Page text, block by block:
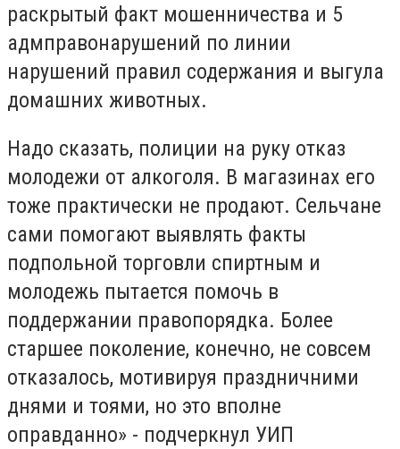
раскрытый факт мошенничества и 5
адмправонарушений по линии
нарушений правил содержания и выгула
домашних животных.
Надо сказать, полиции на руку отказ
молодежи от алкоголя. В магазинах его
тоже практически не продают. Сельчане
сами помогают выявлять факты
подпольной торговли спиртным и
молодежь пытается помочь в
поддержании правопорядка. Более
старшее поколение, конечно, не совсем
отказалось, мотивируя праздничними
днями и тоями, но это вполне
оправданно» - подчеркнул УИП